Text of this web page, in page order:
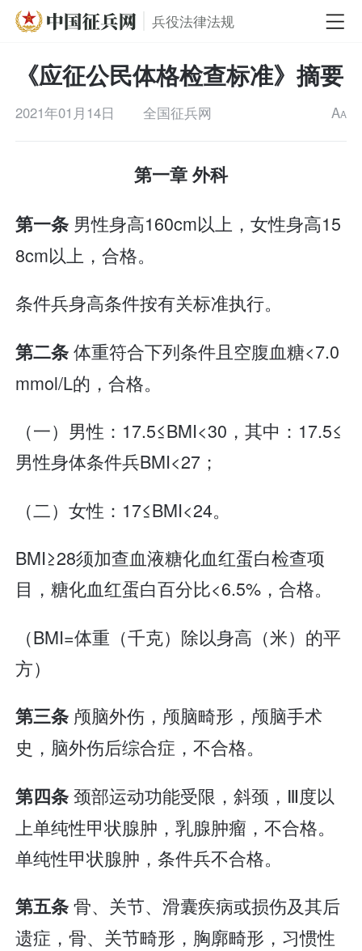
兵役法律法规
《应征公民体格检查标准》摘要
2021年01月14日 全国征兵网 AA
第一章 外科
第一条 男性身高160cm以上，女性身高15
8cm以上，合格。
条件兵身高条件按有关标准执行。
第二条体重符合下列条件且空腹血糖<7.0
mmol/L的，合格。
（一）男性：17.5≤BMI<30，其中：17.5≤
男性身体条件兵BMI<27；
（二）女性：17≤BMI<24。
BMI≥28须加查血液糖化血红蛋白检查项
目，糖化血红蛋白百分比<6.5%，合格。
（BMI=体重（千克）除以身高（米）的平
方）
第三条 颅脑外伤，颅脑畸形，颅脑手术
史，脑外伤后综合症，不合格。
第四条颈部运动功能受限，斜颈，Ⅲ度以
上单纯性甲状腺肿，乳腺肿瘤，不合格。
单纯性甲状腺肿，条件兵不合格。
第五条骨、关节、滑囊疾病或损伤及其后
遗症，骨、关节畸形，胸廓畸形，习惯性